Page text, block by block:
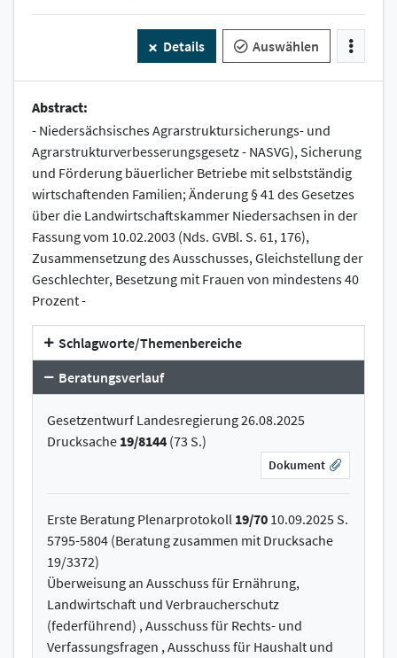
Details Auswählen
Abstract:
- Niedersächsisches Agrarstruktursicherungs- und
Agrarstrukturverbesserungsgesetz - NASVG), Sicherung
und Förderung bäuerlicher Betriebe mit selbstständig
wirtschaftenden Familien; Änderung § 41 des Gesetzes
über die Landwirtschaftskammer Niedersachsen in der
Fassung vom 10.02.2003 (Nds. GVBl. S. 61, 176),
Zusammensetzung des Ausschusses, Gleichstellung der
Geschlechter, Besetzung mit Frauen von mindestens 40
Prozent -
Schlagworte/Themenbereiche
Beratungsverlauf
Gesetzentwurf Landesregierung 26.08.2025
Drucksache 19/8144 (73 S.)
Dokument
Erste Beratung Plenarprotokoll 19/70 10.09.2025 S.
5795-5804 (Beratung zusammen mit Drucksache
19/3372)
Überweisung an Ausschuss für Ernährung,
Landwirtschaft und Verbraucherschutz
(federführend) , Ausschuss für Rechts- und
Verfassungsfragen , Ausschuss für Haushalt und